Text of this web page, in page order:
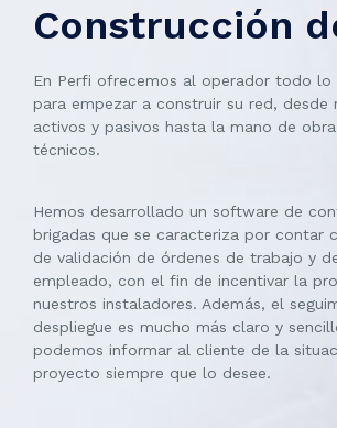
Construcción
En Perfi ofrecemos al operador todo lo
para empezar a construir su red, desde
activos y pasivos hasta la mano de
técnicos.
Hemos desarrollado un software de
brigadas que se caracteriza por contar
de validación de órdenes de trabajo y
empleado, con el fin de incentivar la
nuestros instaladores. Además, el
despliegue es mucho más claro y
podemos informar al cliente de la
proyecto siempre que lo desee.